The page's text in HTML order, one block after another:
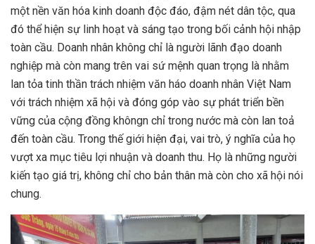
một nền văn hóa kinh doanh độc đáo, đậm nét dân tộc, qua
đó thể hiện sự linh hoạt và sáng tạo trong bối cảnh hội nhập
toàn cầu. Doanh nhân không chỉ là người lãnh đạo doanh
nghiệp mà còn mang trên vai sứ mệnh quan trọng là nhằm
lan tỏa tinh thần trách nhiệm văn háo doanh nhân Việt Nam
với trách nhiệm xã hội và đóng góp vào sự phát triển bền
vững của cộng đồng khôngn chỉ trong nước mà còn lan toả
đến toàn cầu. Trong thế giới hiện đại, vai trò, ý nghĩa của họ
vượt xa mục tiêu lợi nhuận và doanh thu. Họ là những người
kiến tạo giá trị, không chỉ cho bản thân mà còn cho xã hội nói
chung.